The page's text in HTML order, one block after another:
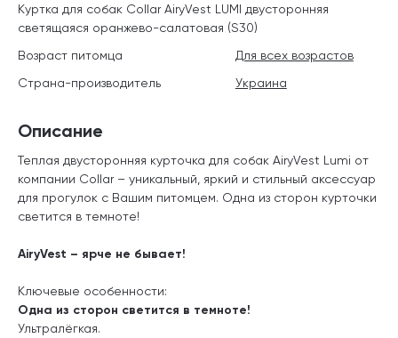
Описание
Теплая двусторонняя курточка для собак AiryVest Lumi от
компании Collar– уникальный, яркий и стильный аксессуар
для прогулок с Вашим питомцем. Одна из сторон курточки
светится в темноте!
AiryVest – ярче не бывает!
Ключевые особенности:
Одна из сторон светится в темноте!
Ультралёгкая.
Куртка для собак Collar AiryVest LUMI двусторонняя
светящаяся оранжево-салатовая (S30)
Возраст питомца
Для всех возрастов
Страна-производитель
Украина